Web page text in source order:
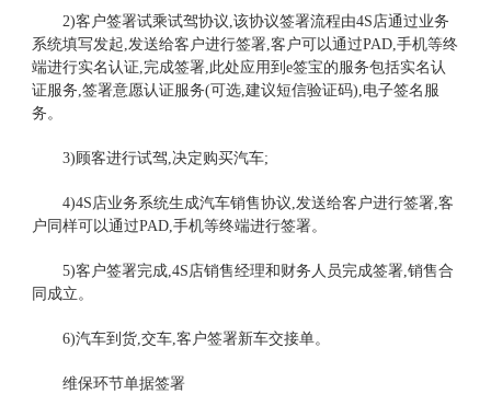
2)客户签署试乘试驾协议,该协议签署流程由4S店通过业务
系统填写发起,发送给客户进行签署,客户可以通过PAD,手机等终
端进行实名认证,完成签署,此处应用到e签宝的服务包括实名认
证服务,签署意愿认证服务(可选,建议短信验证码),电子签名服
务。
3)顾客进行试驾,决定购买汽车;
4)4S店业务系统生成汽车销售协议,发送给客户进行签署,客
户同样可以通过PAD,手机等终端进行签署。
5)客户签署完成,4S店销售经理和财务人员完成签署,销售合
同成立。
6)汽车到货,交车,客户签署新车交接单。
维保环节单据签署